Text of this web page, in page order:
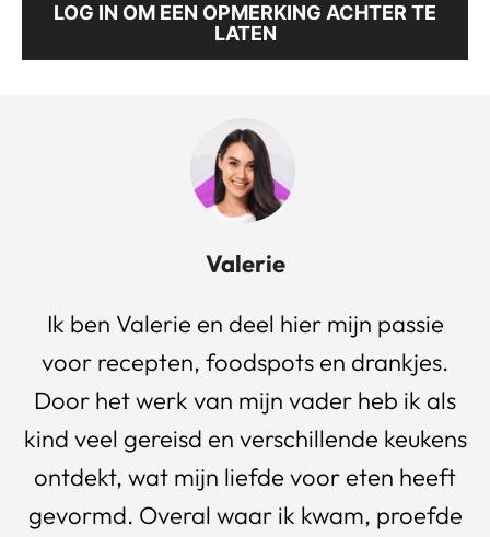
LOG IN OM EEN OPMERKING ACHTER TE
LATEN
Valerie
Ik ben Valerie en deel hier mijn passie
voor recepten, foodspots en drankjes.
Door het werk van mijn vader heb ik als
kind veel gereisd en verschillende keukens
ontdekt, wat mijn liefde voor eten heeft
gevormd. Overal waar ik kwam, proefde